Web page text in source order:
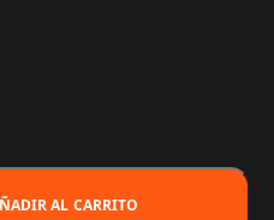
AL CARRITO